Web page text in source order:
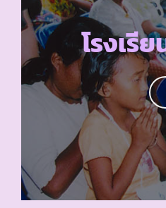
โรงเรี